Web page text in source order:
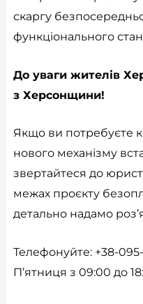
скаргу
функціонального
До уваги жителів
з Херсонщини!
Якщо ви потребуєте
нового механізму
звертайтеся до
межах проєкту
детально надамо
Телефонуйте: +38-
П’ятниця з 09:00 до